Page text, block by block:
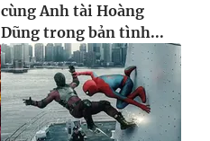
cùng Anh tài Hoàng
Dũng trong bản tình...